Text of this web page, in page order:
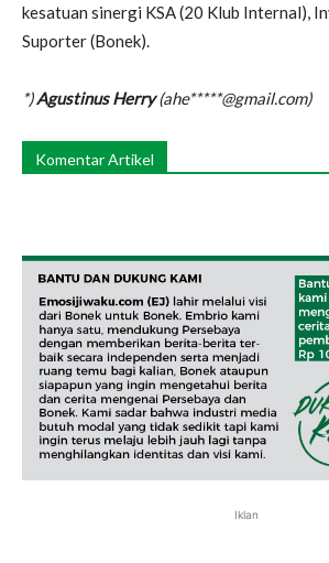
kesatuan sinergi KSA (20 Klub Internal),
Suporter (Bonek).
*)Agustinus Herry(ahe*****@gmail.com)
Komentar Artikel
Iklan